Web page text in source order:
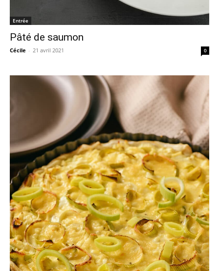
Entrée
Pâté de saumon
Cécile - 21 avril 2021 0